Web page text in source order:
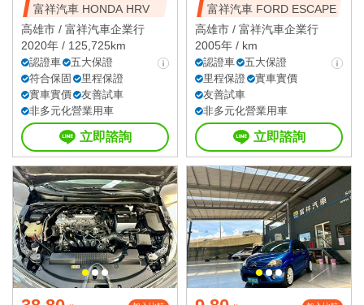
富祥汽車 HONDA HRV
高雄市 / 富祥汽車企業行
2020年 / 125,725km
認證車
五大保證
符合保固
里程保證
實車實價
友善試車
非多元化營業用車
立即諮詢
富祥汽車 FORD ESCAPE
高雄市 / 富祥汽車企業行
2005年 / km
認證車
五大保證
里程保證
實車實價
友善試車
非多元化營業用車
立即諮詢